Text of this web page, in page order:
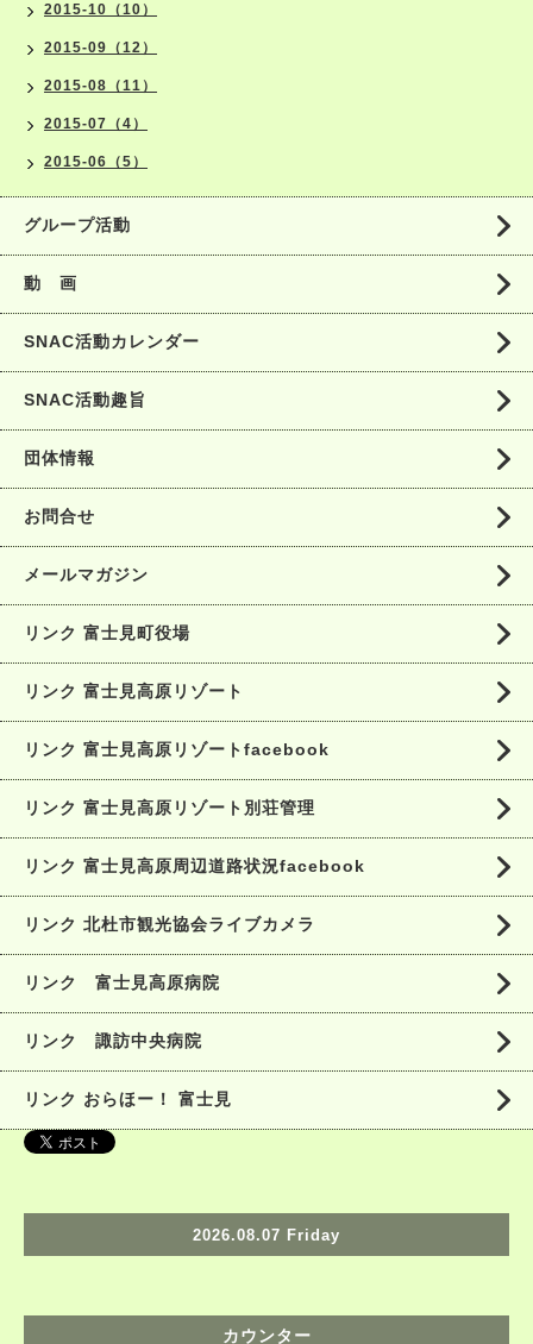
2015-10（10）
2015-09（12）
2015-08（11）
2015-07（4）
2015-06（5）
グループ活動
動 画
SNAC活動カレンダー
SNAC活動趣旨
団体情報
お問合せ
メールマガジン
リンク 富士見町役場
リンク 富士見高原リゾート
リンク 富士見高原リゾートfacebook
リンク 富士見高原リゾート別荘管理
リンク 富士見高原周辺道路状況facebook
リンク 北杜市観光協会ライブカメラ
リンク 富士見高原病院
リンク 諏訪中央病院
リンク おらほー！ 富士見
2026.08.07 Friday
カウンター